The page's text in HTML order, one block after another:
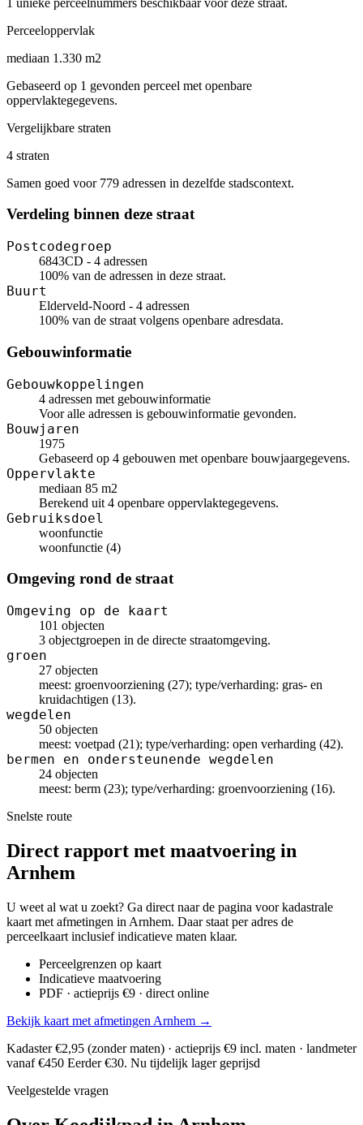
Perceeloppervlak
mediaan 1.330 m2
Gebaseerd op 1 gevonden perceel met openbare
oppervlaktegegevens.
Vergelijkbare straten
4 straten
Samen goed voor 779 adressen in dezelfde stadscontext.
Verdeling binnen deze straat
Postcodegroep
6843CD - 4 adressen
100% van de adressen in deze straat.
Buurt
Elderveld-Noord - 4 adressen
100% van de straat volgens openbare adresdata.
Gebouwinformatie
Gebouwkoppelingen
4 adressen met gebouwinformatie
Voor alle adressen is gebouwinformatie gevonden.
Bouwjaren
1975
Gebaseerd op 4 gebouwen met openbare bouwjaargegevens.
Oppervlakte
mediaan 85 m2
Berekend uit 4 openbare oppervlaktegegevens.
Gebruiksdoel
woonfunctie
woonfunctie (4)
Omgeving rond de straat
Omgeving op de kaart
101 objecten
3 objectgroepen in de directe straatomgeving.
groen
27 objecten
meest: groenvoorziening (27); type/verharding: gras- en
kruidachtigen (13).
wegdelen
50 objecten
meest: voetpad (21); type/verharding: open verharding (42).
bermen en ondersteunende wegdelen
24 objecten
meest: berm (23); type/verharding: groenvoorziening (16).
Snelste route
Direct rapport met maatvoering in
Arnhem
U weet al wat u zoekt? Ga direct naar de pagina voor kadastrale
kaart met afmetingen in Arnhem. Daar staat per adres de
perceelkaart inclusief indicatieve maten klaar.
Perceelgrenzen op kaart
Indicatieve maatvoering
PDF · actieprijs €9 · direct online
Bekijk kaart met afmetingen Arnhem →
Kadaster €2,95 (zonder maten) · actieprijs €9 incl. maten · landmeter
vanaf €450 Eerder €30. Nu tijdelijk lager geprijsd
Veelgestelde vragen